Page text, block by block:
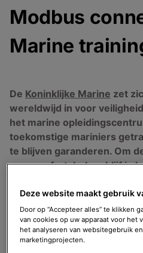
Modbus
Marine
De Koninklijke Marine zet
wereldwijd in voor
het marine
toekomstige mariniers
te blijven garanderen. Om
een comfortabel verblijf in
ketelhuis nodig. Ook de
tapwater was aan
Deze website maakt gebruik
Door op “Accepteer alles” te klikken
van cookies op uw apparaat voor het
het analyseren van websitegebruik
marketingprojecten.